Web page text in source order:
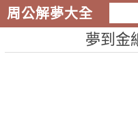
周公解夢大全
夢到金